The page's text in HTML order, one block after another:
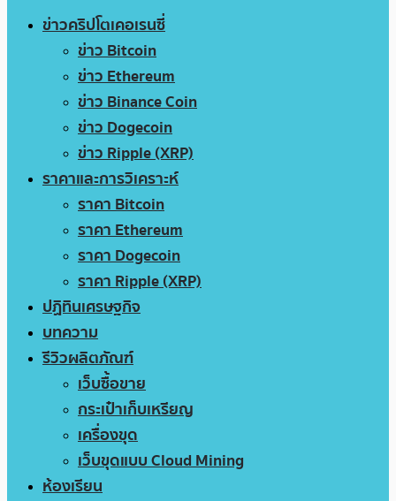
ข่าวคริปโตเคอเรนซี่
ข่าว Bitcoin
ข่าว Ethereum
ข่าว Binance Coin
ข่าว Dogecoin
ข่าว Ripple (XRP)
ราคาและการวิเคราะห์
ราคา Bitcoin
ราคา Ethereum
ราคา Dogecoin
ราคา Ripple (XRP)
ปฏิทินเศรษฐกิจ
บทความ
รีวิวผลิตภัณฑ์
เว็บซื้อขาย
กระเป๋าเก็บเหรียญ
เครื่องขุด
เว็บขุดแบบ Cloud Mining
ห้องเรียน